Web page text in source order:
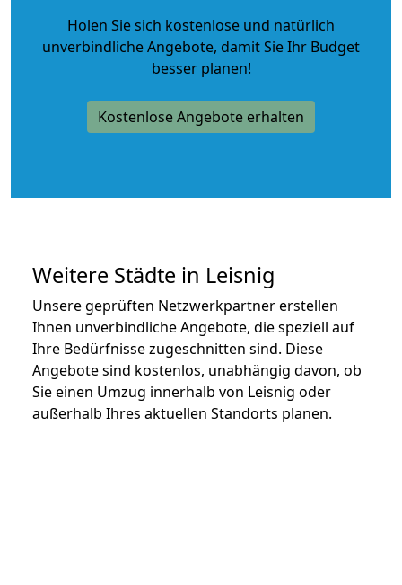
Holen Sie sich kostenlose und natürlich
unverbindliche Angebote, damit Sie Ihr Budget
besser planen!
Kostenlose Angebote erhalten
Weitere Städte in Leisnig
Unsere geprüften Netzwerkpartner erstellen
Ihnen unverbindliche Angebote, die speziell auf
Ihre Bedürfnisse zugeschnitten sind. Diese
Angebote sind kostenlos, unabhängig davon, ob
Sie einen Umzug innerhalb von Leisnig oder
außerhalb Ihres aktuellen Standorts planen.